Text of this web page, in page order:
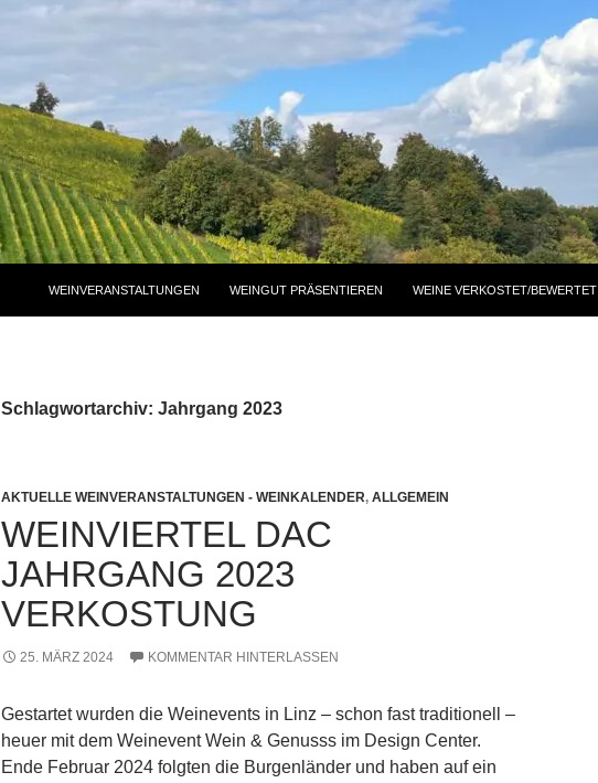
WEINVERANSTALTUNGEN WEINGUT PRÄSENTIEREN WEINE VERKOSTET/BEWERTET
Schlagwortarchiv: Jahrgang 2023
AKTUELLE WEINVERANSTALTUNGEN - WEINKALENDER, ALLGEMEIN
WEINVIERTEL DAC
JAHRGANG 2023
VERKOSTUNG
25. MÄRZ 2024 KOMMENTAR HINTERLASSEN
Gestartet wurden die Weinevents in Linz – schon fast traditionell –
heuer mit dem Weinevent Wein & Genusss im Design Center.
Ende Februar 2024 folgten die Burgenländer und haben auf ein